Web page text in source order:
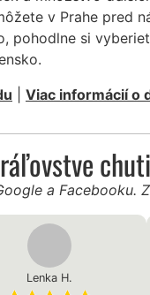
v Prahe pred
pohodlne si
Viac informácií o
a Facebooku.
Lenka H.